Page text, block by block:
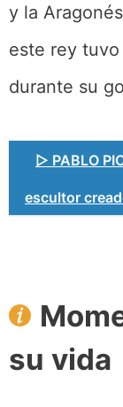
y la
este rey
durante su
▷ PABLO
escultor
su vida